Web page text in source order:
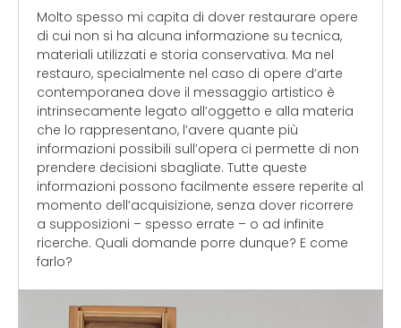
Molto spesso mi capita di dover restaurare opere
di cui non si ha alcuna informazione su tecnica,
materiali utilizzati e storia conservativa. Ma nel
restauro, specialmente nel caso di opere d’arte
contemporanea dove il messaggio artistico è
intrinsecamente legato all’oggetto e alla materia
che lo rappresentano, l’avere quante più
informazioni possibili sull’opera ci permette di non
prendere decisioni sbagliate. Tutte queste
informazioni possono facilmente essere reperite al
momento dell’acquisizione, senza dover ricorrere
a supposizioni – spesso errate – o ad infinite
ricerche. Quali domande porre dunque? E come
farlo?